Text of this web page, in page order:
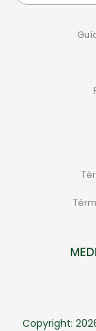
Copyright: